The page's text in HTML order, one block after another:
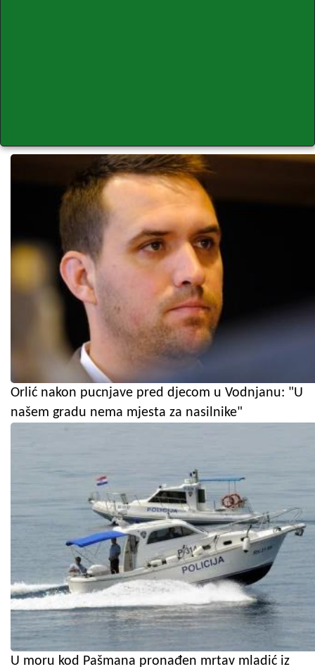
Orlić nakon pucnjave pred djecom u Vodnjanu: "U
našem gradu nema mjesta za nasilnike"
U moru kod Pašmana pronađen mrtav mladić iz